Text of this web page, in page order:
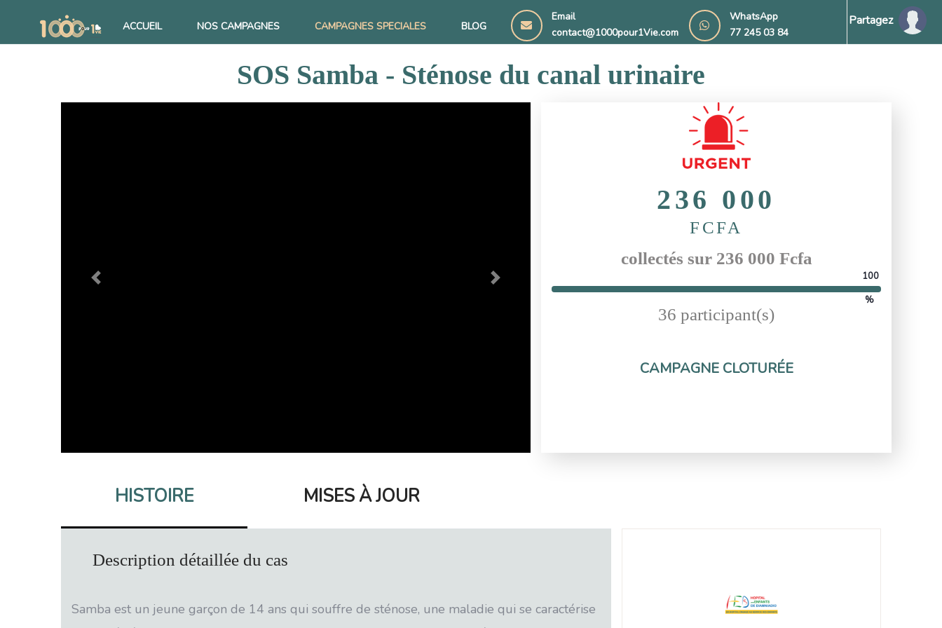
ACCUEIL NOS CAMPAGNES CAMPAGNES SPECIALES BLOG
Email
contact@1000pour1Vie.com
WhatsApp
77 245 03 84
Partagez
SOS Samba - Sténose du canal urinaire
Previous Next
236 000
FCFA
collectés sur 236 000 Fcfa
100
%
36 participant(s)
CAMPAGNE CLOTURÉE
HISTOIRE MISES À JOUR
Description détaillée du cas
Samba est un jeune garçon de 14 ans qui souffre de sténose, une maladie qui se caractérise